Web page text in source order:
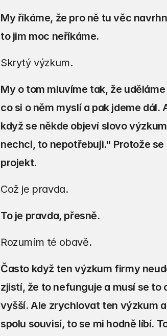
My říkáme, že pro ně tu věc
to jim moc neříkáme.
Skrytý výzkum.
My o tom mluvíme tak, že
co si o něm myslí a pak jdeme
když se někde objeví slovo
nechci, to nepotřebuji." Protože
projekt.
Což je pravda.
To je pravda, přesně.
Rozumím té obavě.
Často když ten výzkum firmy
zjistí, že to nefunguje a musí se to
vyšší. Ale zrychlovat ten výzkum
spolu souvisí, to se mi hodně líbí.